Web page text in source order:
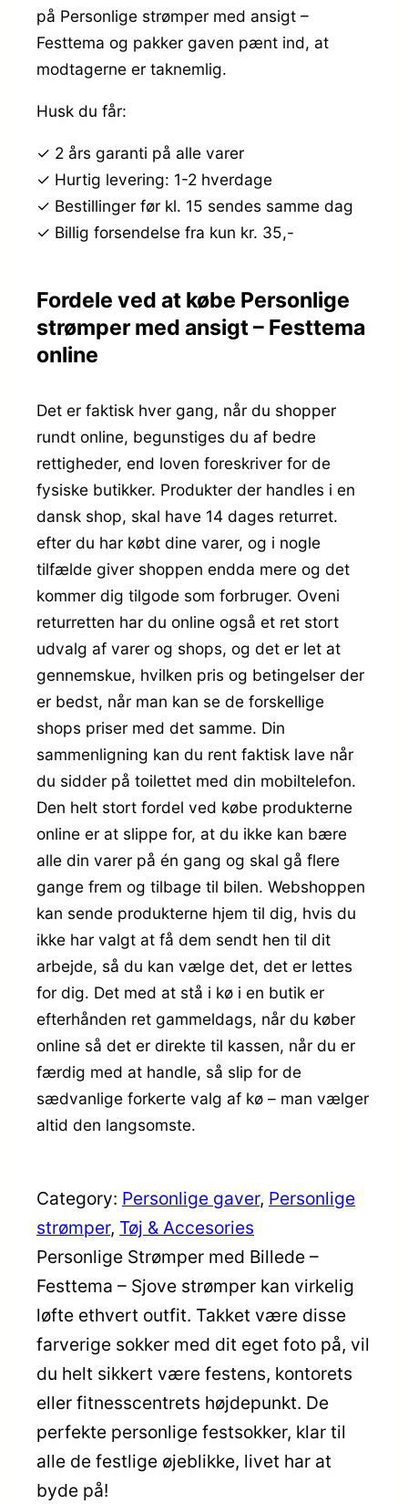
på Personlige strømper med ansigt –
Festtema og pakker gaven pænt ind, at
modtagerne er taknemlig.
Husk du får:
✓ 2 års garanti på alle varer
✓ Hurtig levering: 1-2 hverdage
✓ Bestillinger før kl. 15 sendes samme dag
✓ Billig forsendelse fra kun kr. 35,-
Fordele ved at købe Personlige
strømper med ansigt – Festtema
online
Det er faktisk hver gang, når du shopper
rundt online, begunstiges du af bedre
rettigheder, end loven foreskriver for de
fysiske butikker. Produkter der handles i en
dansk shop, skal have 14 dages returret.
efter du har købt dine varer, og i nogle
tilfælde giver shoppen endda mere og det
kommer dig tilgode som forbruger. Oveni
returretten har du online også et ret stort
udvalg af varer og shops, og det er let at
gennemskue, hvilken pris og betingelser der
er bedst, når man kan se de forskellige
shops priser med det samme. Din
sammenligning kan du rent faktisk lave når
du sidder på toilettet med din mobiltelefon.
Den helt stort fordel ved købe produkterne
online er at slippe for, at du ikke kan bære
alle din varer på én gang og skal gå flere
gange frem og tilbage til bilen. Webshoppen
kan sende produkterne hjem til dig, hvis du
ikke har valgt at få dem sendt hen til dit
arbejde, så du kan vælge det, det er lettes
for dig. Det med at stå i kø i en butik er
efterhånden ret gammeldags, når du køber
online så det er direkte til kassen, når du er
færdig med at handle, så slip for de
sædvanlige forkerte valg af kø – man vælger
altid den langsomste.
Category: Personlige gaver, Personlige
strømper, Tøj & Accesories
Personlige Strømper med Billede –
Festtema – Sjove strømper kan virkelig
løfte ethvert outfit. Takket være disse
farverige sokker med dit eget foto på, vil
du helt sikkert være festens, kontorets
eller fitnesscentrets højdepunkt. De
perfekte personlige festsokker, klar til
alle de festlige øjeblikke, livet har at
byde på!